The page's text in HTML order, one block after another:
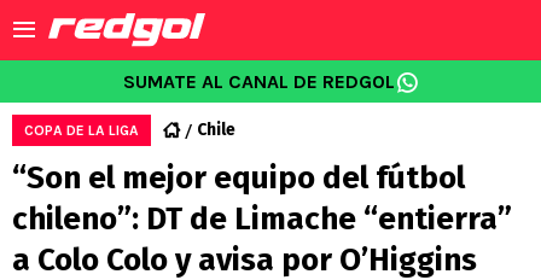
SUMATE AL CANAL DE REDGOL
COPA DE LA LIGA Chile
“Son el mejor equipo del fútbol
chileno”: DT de Limache “entierra”
a Colo Colo y avisa por O’Higgins